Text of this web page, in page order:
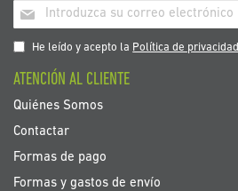
Inscríbase
a
nuestro
de
noticias:
He leído y acepto la Política de privacidad
ATENCIÓN AL CLIENTE
Quiénes Somos
Contactar
Formas de pago
Formas y gastos de envío